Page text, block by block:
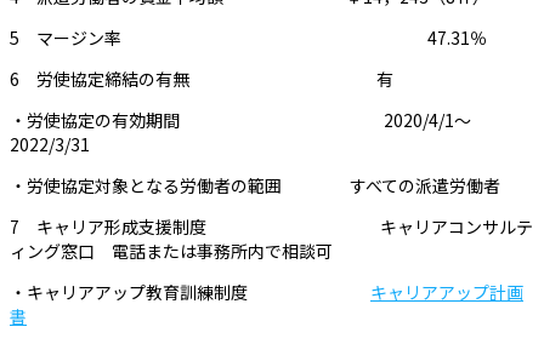
5 マージン率 47.31％
6 労使協定締結の有無 有
・労使協定の有効期間 2020/4/1～
2022/3/31
・労使協定対象となる労働者の範囲 すべての派遣労働者
7 キャリア形成支援制度 キャリアコンサルテ
ィング窓口 電話または事務所内で相談可
・キャリアアップ教育訓練制度 キャリアアップ計画
書